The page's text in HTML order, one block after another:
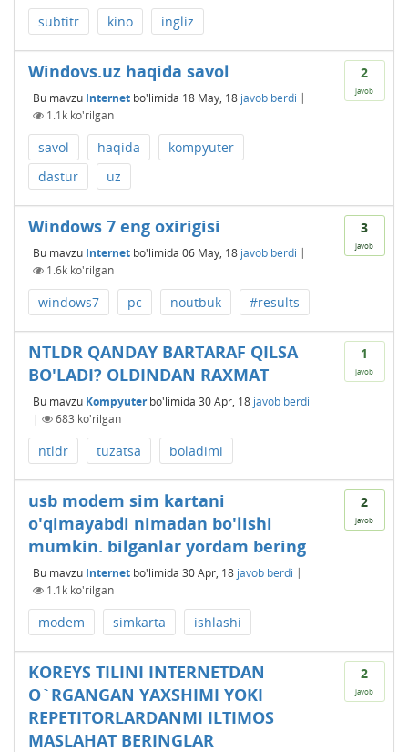
subtitr kino ingliz
2
javob
Windovs.uz haqida savol
Bu mavzu Internet bo'limida 18 May, 18 javob berdi |
1.1k ko'rilgan
savol haqida
kompyuter
dastur
uz
3
javob
Windows 7 eng oxirigisi
Bu mavzu Internet bo'limida 06 May, 18 javob berdi |
1.6k ko'rilgan
windows7 pc noutbuk #results
1
javob
NTLDR QANDAY BARTARAF QILSA
BO'LADI? OLDINDAN RAXMAT
Bu mavzu Kompyuterbo'limida 30 Apr, 18 javob berdi
|
683 ko'rilgan
ntldr tuzatsa boladimi
2
javob
usb modem sim kartani
o'qimayabdi nimadan bo'lishi
mumkin. bilganlar yordam bering
Bu mavzu Internet bo'limida 30 Apr, 18 javob berdi |
1.1k ko'rilgan
modem simkarta ishlashi
2
javob
KOREYS TILINI INTERNETDAN
O`RGANGAN YAXSHIMI YOKI
REPETITORLARDANMI ILTIMOS
MASLAHAT BERINGLAR